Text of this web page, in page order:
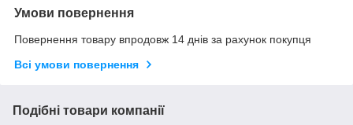
Умови повернення
Повернення товару впродовж 14 днів за рахунок покупця
Всі умови повернення
Подібні товари компанії